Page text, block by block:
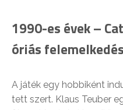
1990-es évek –
óriás
A játék egy hobbiként
tett szert. Klaus Teuber